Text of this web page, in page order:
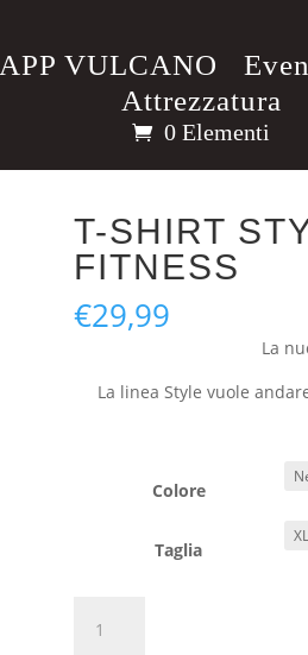
APP VULCANO
Attrezzatura
0 Elementi
T-SHIRT
FITNESS
€29,99
La
La linea Style vuole
Colore
Taglia
Shirt